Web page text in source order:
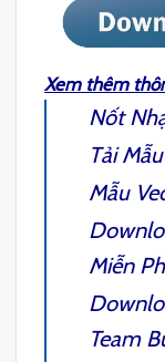
Xem thêm
Nốt
Tải Mẫu
Mẫu
Miễn
Team